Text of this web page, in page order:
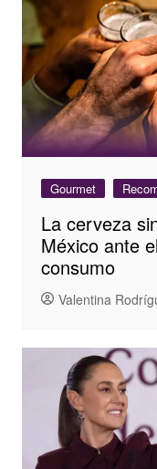
Gourmet
La cerveza
México ante
consumo
Valentina